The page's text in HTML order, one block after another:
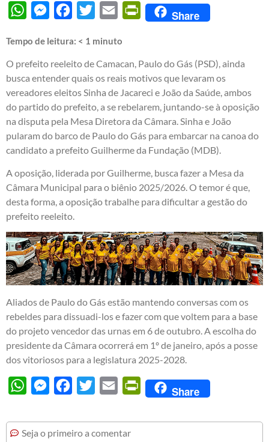
WhatsAppMessengerFacebook
Twitter Email PrintFriendly
Share
Tempo de leitura: < 1 minuto
O prefeito reeleito de Camacan, Paulo do Gás (PSD), ainda
busca entender quais os reais motivos que levaram os
vereadores eleitos Sinha de Jacareci e João da Saúde, ambos
do partido do prefeito, a se rebelarem, juntando-se à oposição
na disputa pela Mesa Diretora da Câmara. Sinha e João
pularam do barco de Paulo do Gás para embarcar na canoa do
candidato a prefeito Guilherme da Fundação (MDB).
A oposição, liderada por Guilherme, busca fazer a Mesa da
Câmara Municipal para o biênio 2025/2026. O temor é que,
desta forma, a oposição trabalhe para dificultar a gestão do
prefeito reeleito.
Aliados de Paulo do Gás estão mantendo conversas com os
rebeldes para dissuadi-los e fazer com que voltem para a base
do projeto vencedor das urnas em 6 de outubro. A escolha do
presidente da Câmara ocorrerá em 1º de janeiro, após a posse
dos vitoriosos para a legislatura 2025-2028.
WhatsAppMessengerFacebook
Twitter Email PrintFriendly
Share
Seja o primeiro a comentar